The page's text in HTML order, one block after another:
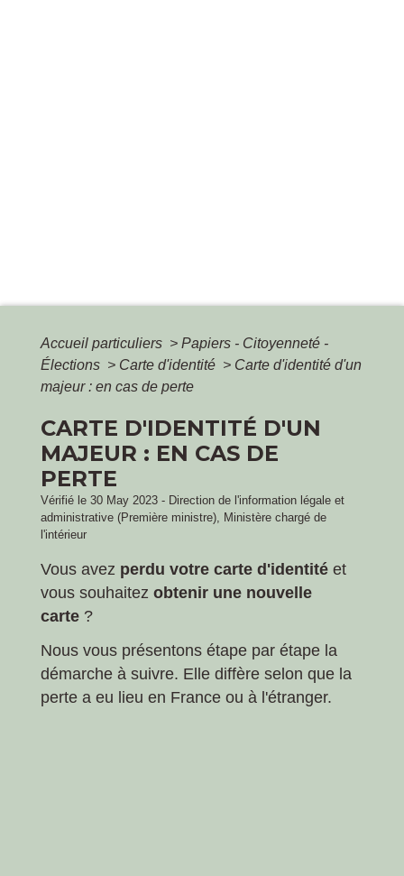
Accueil particuliers > Papiers - Citoyenneté -
Élections > Carte d'identité > Carte d'identité d'un
majeur : en cas de perte
CARTE D'IDENTITÉ D'UN
MAJEUR : EN CAS DE
PERTE
Vérifié le 30 May 2023 - Direction de l'information légale et
administrative (Première ministre), Ministère chargé de
l'intérieur
Vous avez perdu votre carte d'identité et
vous souhaitez obtenir une nouvelle
carte ?
Nous vous présentons étape par étape la
démarche à suivre. Elle diffère selon que la
perte a eu lieu en France ou à l'étranger.